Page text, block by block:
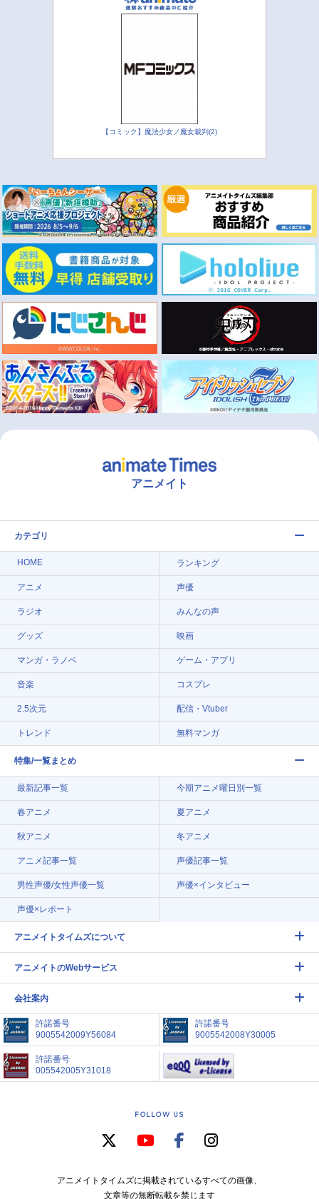
【コミック】魔法少女ノ魔女裁判(2)
アニメイト
カテゴリ
HOME ランキング
アニメ 声優
ラジオ みんなの声
グッズ 映画
マンガ・ラノベ ゲーム・アプリ
音楽 コスプレ
2.5次元 配信・Vtuber
トレンド 無料マンガ
特集/一覧まとめ
最新記事一覧 今期アニメ曜日別一覧
春アニメ 夏アニメ
秋アニメ 冬アニメ
アニメ記事一覧 声優記事一覧
男性声優/女性声優一覧 声優×インタビュー
声優×レポート
アニメイトタイムズについて
アニメイトのWebサービス
会社案内
許諾番号
9005542009Y56084
許諾番号
9005542008Y30005
許諾番号
005542005Y31018
FOLLOW US
アニメイトタイムズに掲載されているすべての画像、
文章等の無断転載を禁じます